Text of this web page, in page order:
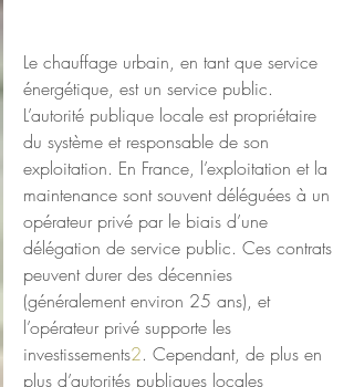
Le chauffage urbain, en tant que service
énergétique, est un service public.
L’autorité publique locale est propriétaire
du système et responsable de son
exploitation. En France, l’exploitation et la
maintenance sont souvent déléguées à un
opérateur privé par le biais d’une
délégation de service public. Ces contrats
peuvent durer des décennies
(généralement environ 25 ans), et
l’opérateur privé supporte les
investissements2. Cependant, de plus en
plus d’autorités publiques locales